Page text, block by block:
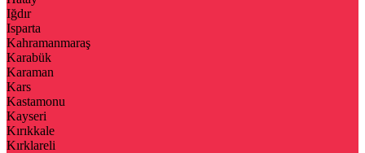
Iğdır
Isparta
Kahramanmaraş
Karabük
Karaman
Kars
Kastamonu
Kayseri
Kırıkkale
Kırklareli